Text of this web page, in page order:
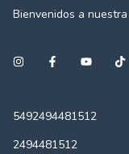
Bienvenidos a
5492494481512
2494481512